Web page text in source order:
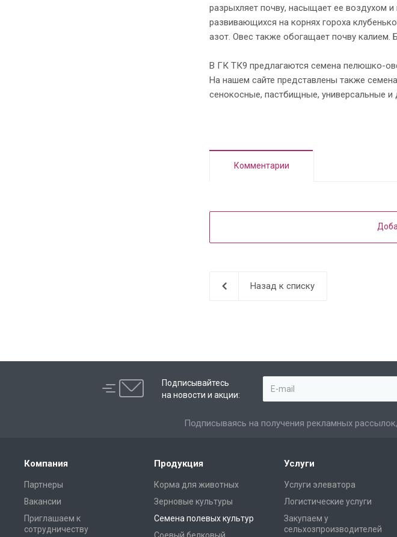
разрыхляет почву, насыщает ее воздухом
развивающихся на корнях гороха
азот. Овес также обогащает почву
В ГК ТК9 предлагаются семена пелюшко-
На нашем сайте представлены также
сенокосные, пастбищные, универсальные и
Комментарии
Назад к списку
Подписывайтесь
на новости и акции:
Подписываясь на получения рекламных
Компания
Партнеры
Вакансии
Приглашаем к
сотрудничеству
Продукция
Корма для животных
Зерновые культуры
Семена полевых культур
Услуги
Услуги элеватора
Логистические услуги
Закупаем у
сельхозпроизводителей